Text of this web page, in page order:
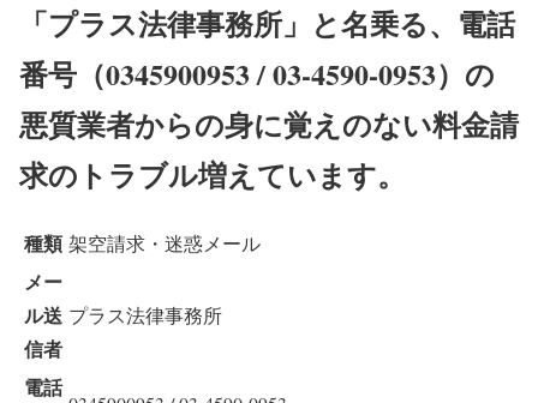
「プラス法律事務所」と名乗る、電話
番号（0345900953 / 03-4590-0953）の
悪質業者からの身に覚えのない料金請
求のトラブル増えています。
種類 架空請求・迷惑メール
メー
ル送
信者
プラス法律事務所
電話